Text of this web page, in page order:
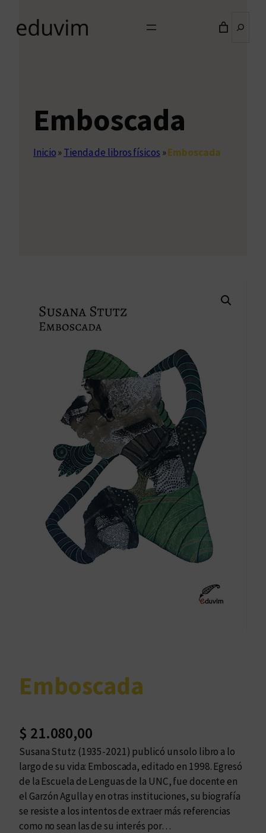
Emboscada
Inicio»Tienda de libros físicos »Emboscada
Emboscada
$ 21.080,00
Susana Stutz (1935-2021) publicó un solo libro a lo
largo de su vida: Emboscada, editado en 1998. Egresó
de la Escuela de Lenguas de la UNC, fue docente en
el Garzón Agulla y en otras instituciones, su biografía
se resiste a los intentos de extraer más referencias
como no sean las de su interés por…